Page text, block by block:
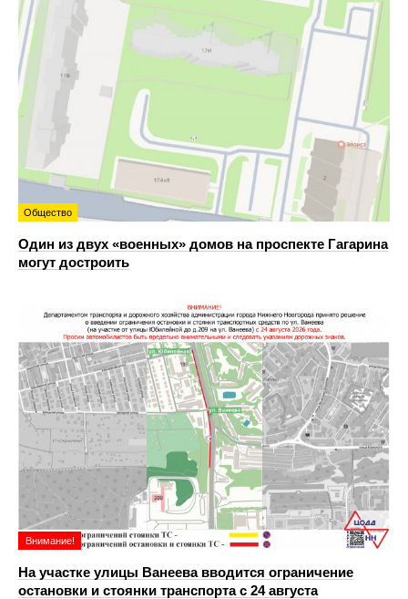
Общество
Один из двух «военных» домов на проспекте Гагарина
могут достроить
Внимание!
На участке улицы Ванеева вводится ограничение
остановки и стоянки транспорта с 24 августа